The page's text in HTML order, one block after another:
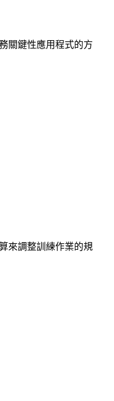
關鍵性應用程式的方
來調整訓練作業的規